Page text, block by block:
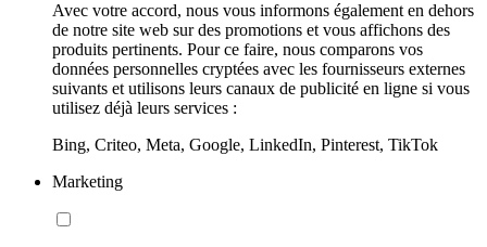
Avec votre accord, nous vous informons également en dehors
de notre site web sur des promotions et vous affichons des
produits pertinents. Pour ce faire, nous comparons vos
données personnelles cryptées avec les fournisseurs externes
suivants et utilisons leurs canaux de publicité en ligne si vous
utilisez déjà leurs services :
Bing, Criteo, Meta, Google, LinkedIn, Pinterest, TikTok
Marketing